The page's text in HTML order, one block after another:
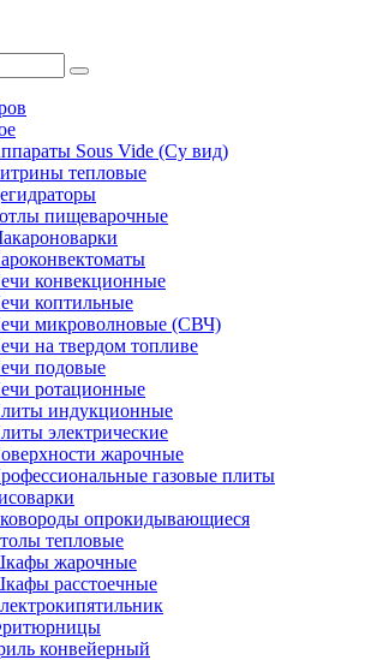
Sous Vide (Су вид)
тепловые
пищеварочные
конвекционные
коптильные
микроволновые (СВЧ)
на твердом топливе
подовые
ротационные
индукционные
электрические
жарочные
газовые плиты
опрокидывающиеся
тепловые
жарочные
расстоечные
конвейерный